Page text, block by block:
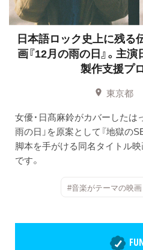
日本語ロック史上に残る
画『12月の雨の日』。主
製作支援プ
東京都
女優・日髙麻鈴がカバーしたは
雨の日」を原案として『地獄の
脚本を手がける同名タイトル
です。
#音楽がテーマの映画